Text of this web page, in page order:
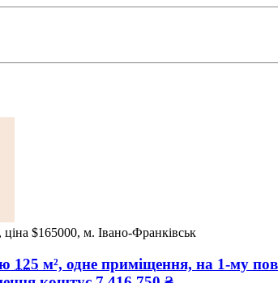
$165000, м. Івано-Франківськ
125 м², одне приміщення, на 1-му